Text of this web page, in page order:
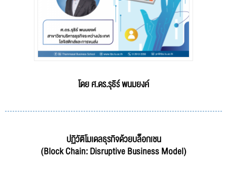
โดย ศ.ดร.รุธิร์ พนมยงค์
ปฏิวัติโมเดลธุรกิจด้วยบล็อกเชน
(Block Chain: Disruptive Business Model)